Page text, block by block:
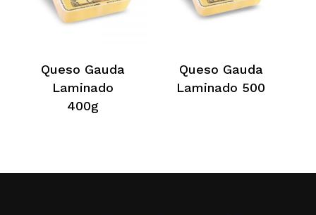
Queso Gauda
Laminado
400g
Queso Gauda
Laminado 500